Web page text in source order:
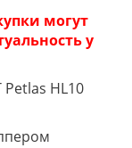
могут
у
HL10